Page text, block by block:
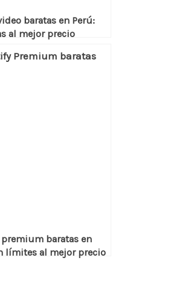
baratas en Perú:
al mejor precio
baratas en
límites al mejor precio